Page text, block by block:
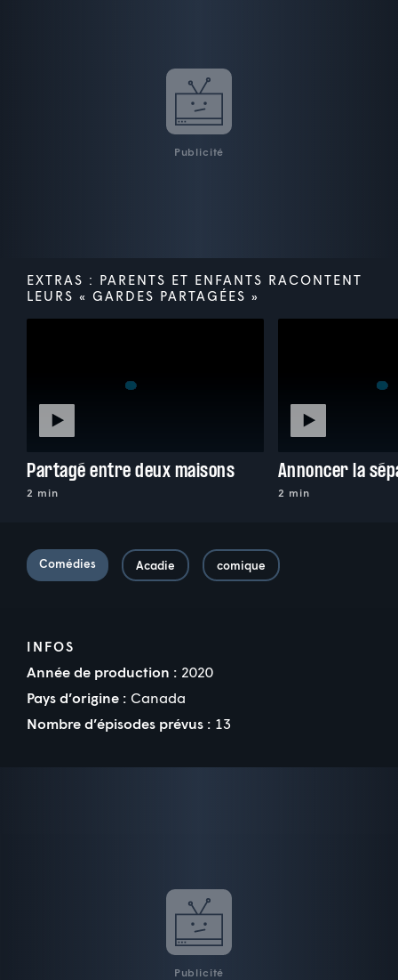
Publicité
EXTRAS : PARENTS ET ENFANTS RACONTENT
LEURS « GARDES PARTAGÉES »
Partagé entre deux maisons
2 min 2 min
Comédies Acadie comique
INFOS
Année de production : 2020
Pays d’origine : Canada
Nombre d’épisodes prévus : 13
Publicité